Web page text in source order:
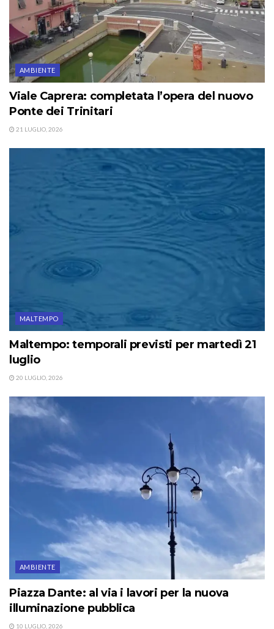
AMBIENTE
Viale Caprera: completata l’opera del nuovo
Ponte dei Trinitari
21 LUGLIO, 2026
MALTEMPO
Maltempo: temporali previsti per martedì 21
luglio
20 LUGLIO, 2026
AMBIENTE
Piazza Dante: al via i lavori per la nuova
illuminazione pubblica
10 LUGLIO, 2026